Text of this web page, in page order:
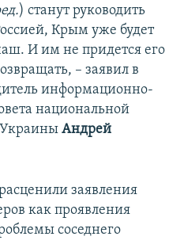
) станут руководить
Крым уже будет
И им не придется его
– заявил в
информационно-
национальной
Украины Андрей
заявления
как проявления
соседнего